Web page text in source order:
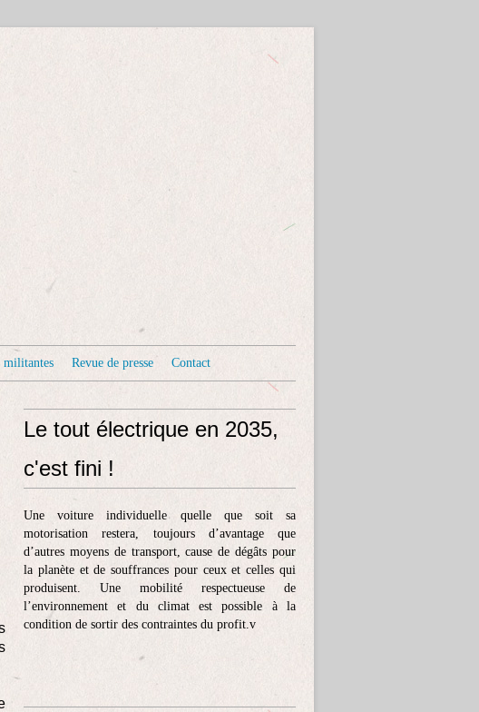
militantes Revue de presse Contact
Le tout électrique en 2035,
c'est fini !
Une voiture individuelle quelle que soit sa
motorisation restera, toujours d’avantage que
d’autres moyens de transport, cause de dégâts pour
la planète et de souffrances pour ceux et celles qui
produisent. Une mobilité respectueuse de
l’environnement et du climat est possible à la
condition de sortir des contraintes du profit.v